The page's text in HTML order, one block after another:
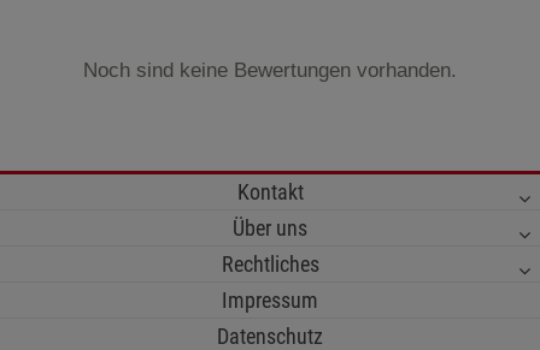
Noch sind keine Bewertungen vorhanden.
Kontakt
Über uns
Rechtliches
Impressum
Datenschutz